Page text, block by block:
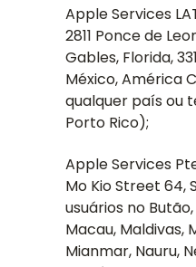
Apple Services
2811 Ponce de
Gables, Florida,
México, América
qualquer país ou
Porto Rico);
Apple Services
Mo Kio Street 64,
usuários no Butão,
Macau, Maldivas,
Mianmar, Nauru,